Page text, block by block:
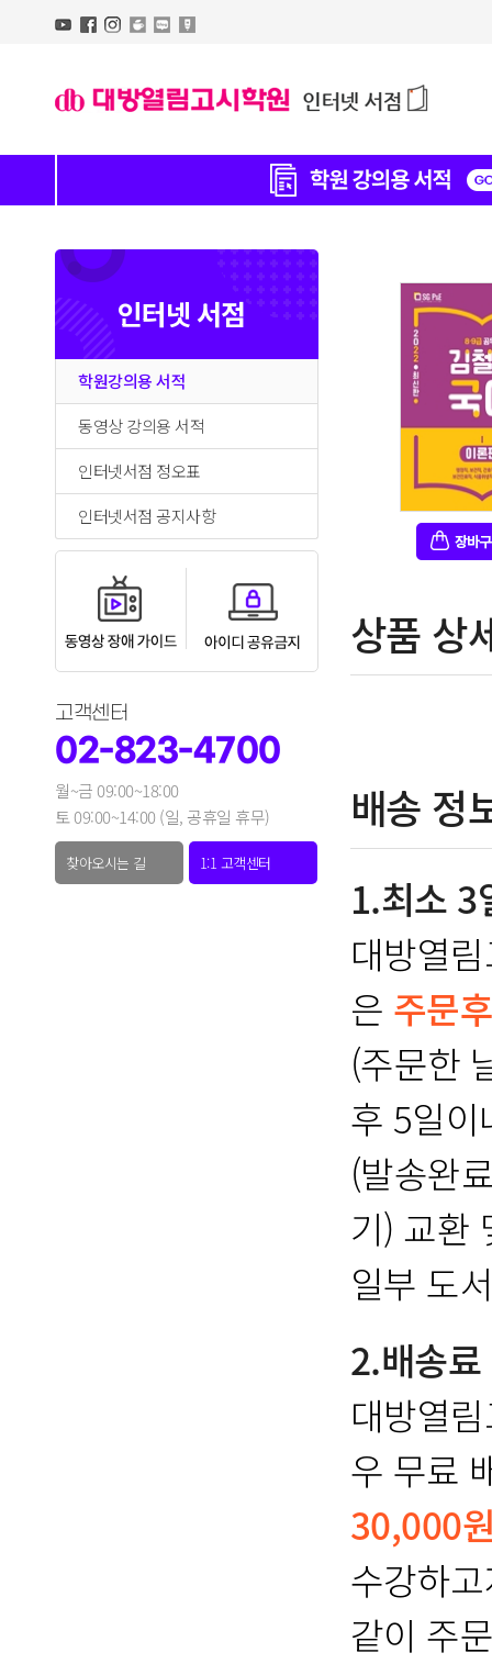
인터넷 서점
학원강의용 서적
동영상 강의용 서적
인터넷서점 정오표
인터넷서점 공지사항
고객센터
02-823-4700
월~금 09:00~18:00
토 09:00~14:00 (일, 공휴일 휴무)
찾아오시는 길 1:1 고객센터
상품 상
배송 정
1.최소 3
대방열
은 주문
(주문한
후 5일
(발송완
기) 교환
일부 도
2.배송료
대방열
우 무료
30,000
수강하
같이 주